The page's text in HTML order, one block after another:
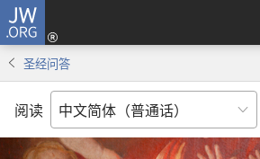
JW.ORG
圣经问答
阅读